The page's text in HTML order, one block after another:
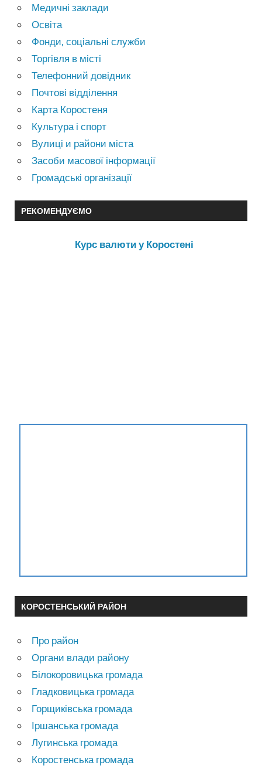
Медичні заклади
Освіта
Фонди, соціальні служби
Торгівля в місті
Телефонний довідник
Почтові відділення
Карта Коростеня
Культура і спорт
Вулиці и райони міста
Засоби масової інформації
Громадські організації
РЕКОМЕНДУЄМО
Курс валюти у Коростені
КОРОСТЕНСЬКИЙ РАЙОН
Про район
Органи влади району
Білокоровицька громада
Гладковицька громада
Горщиківська громада
Іршанська громада
Лугинська громада
Коростенська громада